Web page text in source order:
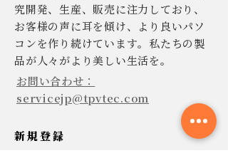
究開発、生産、販売に注力しており、
お客様の声に耳を傾け、より良いパソ
コンを作り続けています。私たちの製
品が人々がより美しい生活を。
お問い合わせ：
servicejp@tpvtec.com
新規登録